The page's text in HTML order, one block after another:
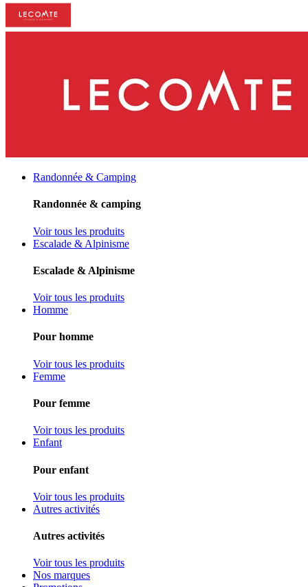
Randonnée & Camping
Randonnée & camping
Voir tous les produits
Escalade & Alpinisme
Escalade & Alpinisme
Voir tous les produits
Homme
Pour homme
Voir tous les produits
Femme
Pour femme
Voir tous les produits
Enfant
Pour enfant
Voir tous les produits
Autres activités
Autres activités
Voir tous les produits
Nos marques